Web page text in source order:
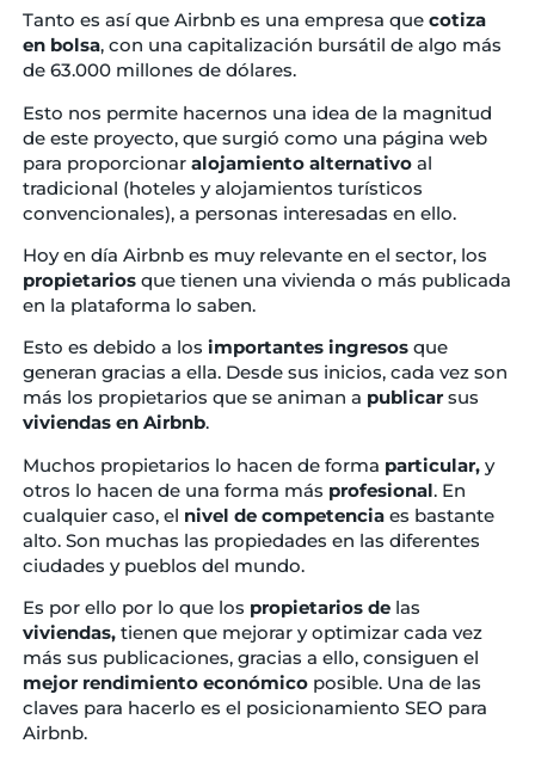
Tanto es así que Airbnb es una empresa que cotiza
en bolsa, con una capitalización bursátil de algo más
de 63.000 millones de dólares.
Esto nos permite hacernos una idea de la magnitud
de este proyecto, que surgió como una página web
para proporcionar alojamiento alternativoal
tradicional (hoteles y alojamientos turísticos
convencionales), a personas interesadas en ello.
Hoy en día Airbnb es muy relevante en el sector, los
propietariosque tienen una vivienda o más publicada
en la plataforma lo saben.
Esto es debido a los importantes ingresosque
generan gracias a ella. Desde sus inicios, cada vez son
más los propietarios que se animan a publicar sus
viviendas en Airbnb.
Muchos propietarios lo hacen de forma particular,y
otros lo hacen de una forma más profesional. En
cualquier caso, el nivel de competenciaes bastante
alto. Son muchas las propiedades en las diferentes
ciudades y pueblos del mundo.
Es por ello por lo que los propietarios delas
viviendas,tienen que mejorar y optimizar cada vez
más sus publicaciones, gracias a ello, consiguen el
mejor rendimiento económicoposible. Una de las
claves para hacerlo es el posicionamiento SEO para
Airbnb.